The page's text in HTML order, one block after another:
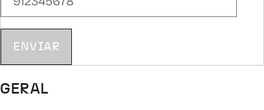
ENVIAR
GERAL